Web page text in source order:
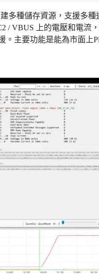
多種儲存資源，支援多
/ VBUS 上的電壓和電流
。主要功能是能為市面上